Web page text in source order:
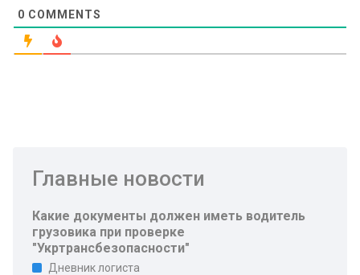
0 COMMENTS
Главные новости
Какие документы должен иметь водитель
грузовика при проверке
"Укртрансбезопасности"
Дневник логиста